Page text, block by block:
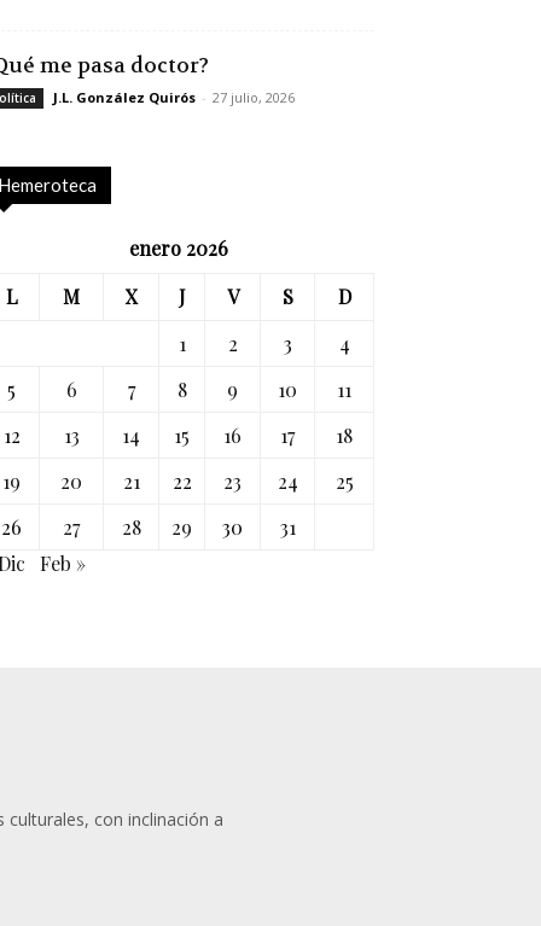
me pasa doctor?
J.L. González Quirós - 27 julio, 2026
Hemeroteca
enero 2026
L
M X J V S
D
1
2 3
4
5
6 7 8 9 10
11
12
13 14 15 16 17
18
19
20 21 22 23 24
25
26
27 28 29 30
31
Feb »
con inclinación a